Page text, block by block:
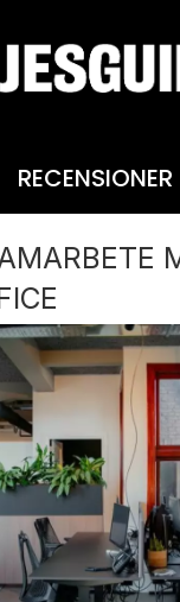
RECENSIONER